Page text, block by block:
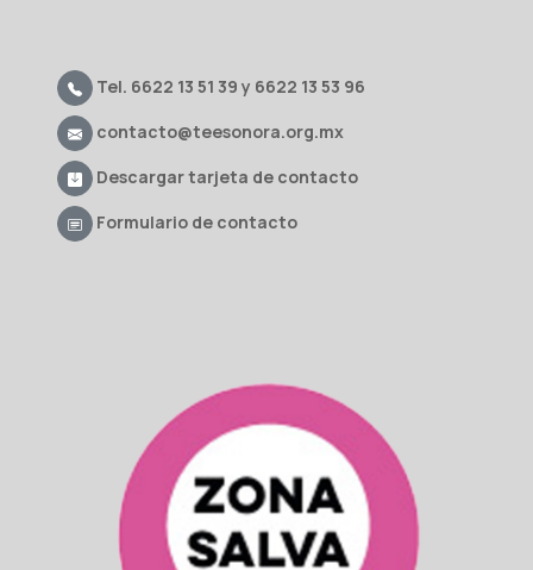
Tel. 6622 13 51 39 y 6622 13 53 96
contacto@teesonora.org.mx
Descargar tarjeta de contacto
Formulario de contacto